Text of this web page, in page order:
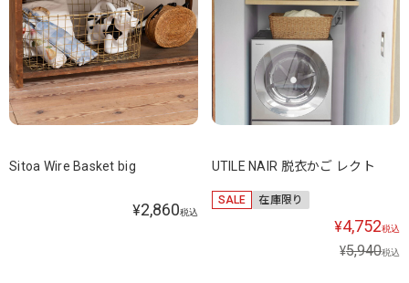
Sitoa Wire Basket big
¥2,860税込
UTILE NAIR 脱衣かご レクト
SALE 在庫限り
¥4,752税込
¥5,940税込